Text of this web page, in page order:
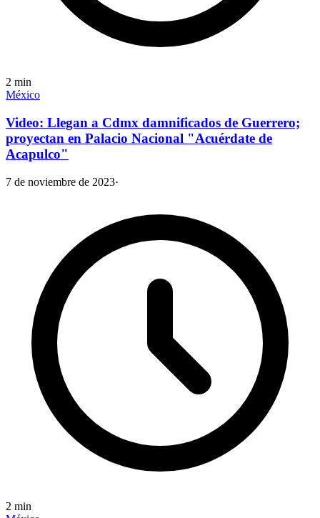
2 min
México
Video: Llegan a Cdmx damnificados de Guerrero;
proyectan en Palacio Nacional "Acuérdate de
Acapulco"
7 de noviembre de 2023·
2 min